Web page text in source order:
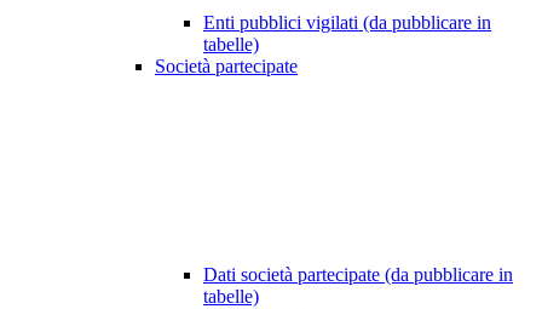
Enti pubblici vigilati (da pubblicare in
tabelle)
Società partecipate
Dati società partecipate (da pubblicare in
tabelle)